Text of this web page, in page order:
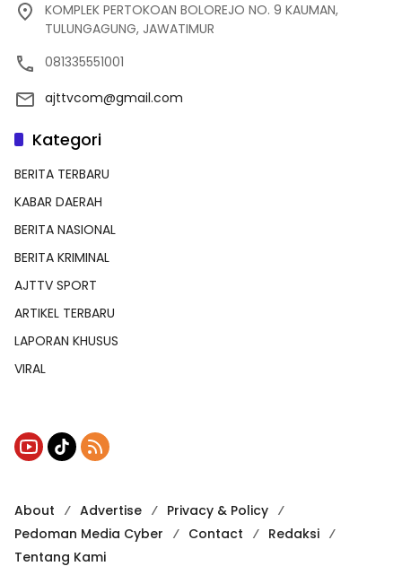
KOMPLEK PERTOKOAN BOLOREJO NO. 9 KAUMAN,
TULUNGAGUNG, JAWATIMUR
081335551001
ajttvcom@gmail.com
Kategori
BERITA TERBARU
KABAR DAERAH
BERITA NASIONAL
BERITA KRIMINAL
AJTTV SPORT
ARTIKEL TERBARU
LAPORAN KHUSUS
VIRAL
About Advertise
Privacy & Policy
Pedoman Media Cyber
Contact
Redaksi
Tentang Kami